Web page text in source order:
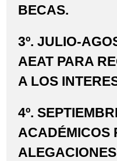
BECAS.
3º. JULIO-
AEAT PARA
A LOS
4º.
ACADÉMICOS